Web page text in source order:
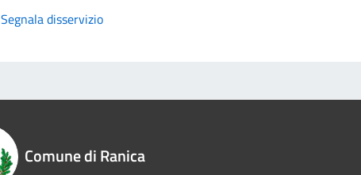
Segnala disservizio
Comune di Ranica